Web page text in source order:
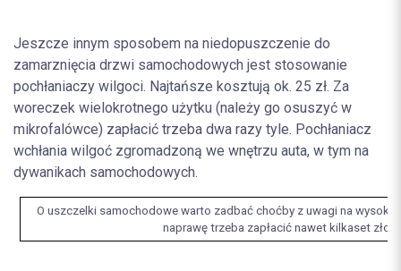
Jeszcze innym sposobem na niedopuszczenie do
zamarznięcia drzwi samochodowych jest stosowanie
pochłaniaczy wilgoci. Najtańsze kosztują ok. 25 zł. Za
woreczek wielokrotnego użytku (należy go osuszyć w
mikrofalówce) zapłacić trzeba dwa razy tyle. Pochłaniacz
wchłania wilgoć zgromadzoną we wnętrzu auta, w tym na
dywanikach samochodowych.
O uszczelki samochodowe warto zadbać choćby z uwagi na wysoki
naprawę trzeba zapłacić nawet kilkaset